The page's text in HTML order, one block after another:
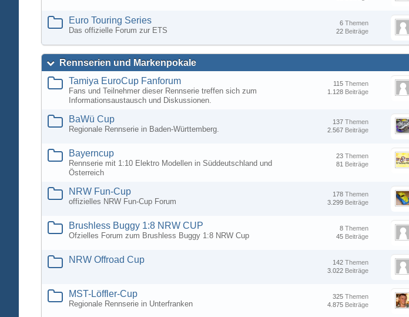
Euro Touring Series
Das offizielle Forum zur ETS
Themen
6
Beiträge
22
Rennserien und Markenpokale
Tamiya EuroCup Fanforum
Fans und Teilnehmer dieser Rennserie treffen sich zum
Informationsaustausch und Diskussionen.
Themen
115
Beiträge
1.128
BaWü Cup
Regionale Rennserie in Baden-Württemberg.
Themen
137
Beiträge
2.567
Bayerncup
Rennserie mit 1:10 Elektro Modellen in Süddeutschland und
Österreich
Themen
23
Beiträge
81
NRW Fun-Cup
offizielles NRW Fun-Cup Forum
Themen
178
Beiträge
3.299
Brushless Buggy 1:8 NRW CUP
Ofzielles Forum zum Brushless Buggy 1:8 NRW Cup
Themen
8
Beiträge
45
NRW Offroad Cup Themen
142
Beiträge
3.022
MST-Löffler-Cup
Regionale Rennserie in Unterfranken
Themen
325
Beiträge
4.875